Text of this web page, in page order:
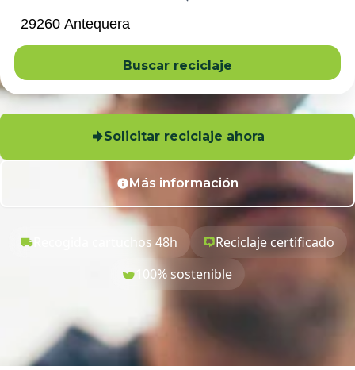
Buscar reciclaje
Solicitar reciclaje ahora
Más información
Recogida cartuchos 48h
Reciclaje certificado
100% sostenible